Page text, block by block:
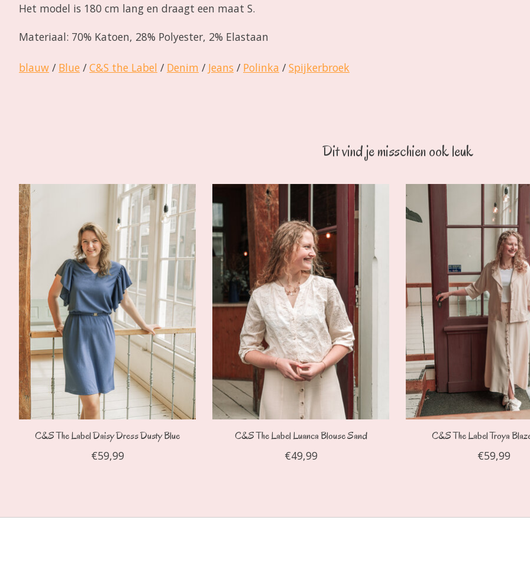
Het model is 180 cm lang en draagt een maat S.
Materiaal: 70% Katoen, 28% Polyester, 2% Elastaan
blauw / Blue / C&S the Label / Denim / Jeans / Polinka / Spijkerbroek
Dit vind je misschien ook leuk
Items van productcarrousel
C&S The Label Daisy Dress Dusty Blue
€59,99
C&S The Label Luanca Blouse Sand
€49,99
C&S The Label Troya
€59,99